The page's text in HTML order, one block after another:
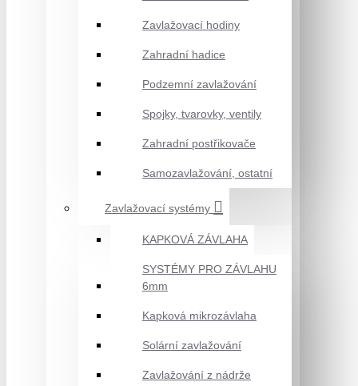
Zavlažovací hodiny
Zahradní hadice
Podzemní zavlažování
Spojky, tvarovky, ventily
Zahradní postřikovače
Samozavlažování, ostatní
Zavlažovací systémy
KAPKOVÁ ZÁVLAHA
SYSTÉMY PRO ZÁVLAHU
6mm
Kapková mikrozávlaha
Solární zavlažování
Zavlažování z nádrže